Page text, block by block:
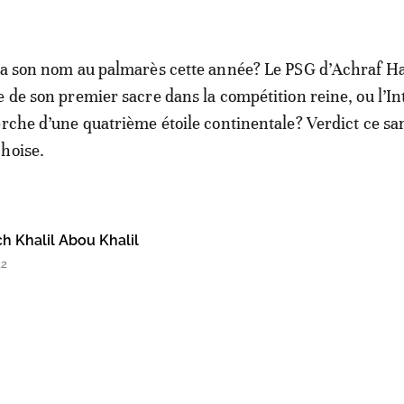
son nom au palmarès cette année? Le PSG d’Achraf
de son premier sacre dans la compétition reine, ou
d’une quatrième étoile continentale? Verdict ce
Khalil Abou Khalil